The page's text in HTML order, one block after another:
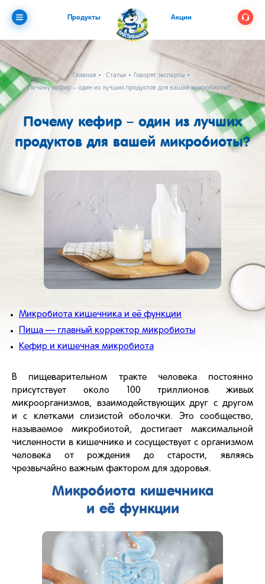
Продукты Акции
Главная Статьи Говорят эксперты
Почему кефир – один из лучших продуктов для вашей микробиоты?
Почему кефир – один из лучших
продуктов для вашей микробиоты?
Микробиота кишечника и её функции
Пища — главный корректор микробиоты
Кефир и кишечная микробиота
В пищеварительном тракте человека постоянно
присутствует около 100 триллионов живых
микроорганизмов, взаимодействующих друг с другом
и с клетками слизистой оболочки. Это сообщество,
называемое микробиотой, достигает максимальной
численности в кишечнике и сосуществует с организмом
человека от рождения до старости, являясь
чрезвычайно важным фактором для здоровья.
Микробиота кишечника
и её функции